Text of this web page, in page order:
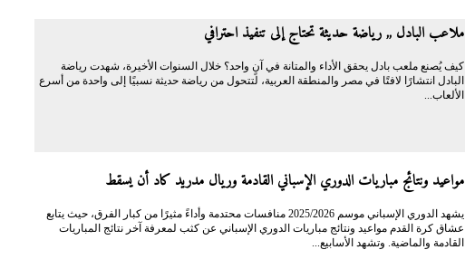
ملاعب البادل ,, رياضة حديثة تحتاج إلى تنفيذ احترافي
كيف يُصنع ملعب بادل يحقق الأداء والمتانة في آنٍ واحد؟ خلال السنوات الأخيرة، شهدت رياضة
البادل انتشارًا لافتًا في مصر والمنطقة العربية، لتتحول من رياضة حديثة نسبيًا إلى واحدة من أسرع
الألعاب...
مواعيد ونتائج مباريات الدوري الإسباني القادمة وريال مدريد كاد أن يسقط
يشهد الدوري الإسباني موسم 2025/2026 منافسات محتدمة وأداءً مثيرًا من كبار الفرق، حيث يتابع
عشاق كرة القدم مواعيد ونتائج مباريات الدوري الإسباني عن كثب لمعرفة آخر نتائج المباريات
القادمة والماضية. وتشهد الأسابيع...